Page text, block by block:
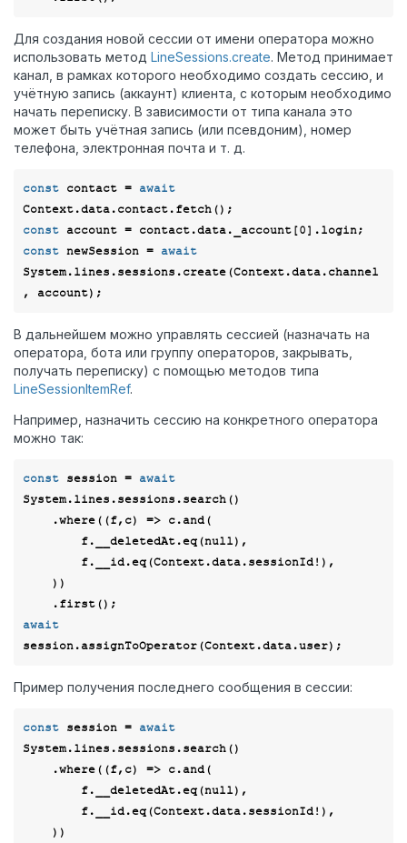
Для создания новой сессии от имени оператора можно
использовать метод LineSessions.create. Метод принимает
канал, в рамках которого необходимо создать сессию, и
учётную запись (аккаунт) клиента, с которым необходимо
начать переписку. В зависимости от типа канала это
может быть учётная запись (или псевдоним), номер
телефона, электронная почта и т. д.
const contact = await
const account = contact.data._account[0
const newSession = await
System.lines.sessions.create(Context.data.channel
В дальнейшем можно управлять сессией (назначать на
оператора, бота или группу операторов, закрывать,
получать переписку) с помощью методов типа
LineSessionItemRef.
Например, назначить сессию на конкретного оператора
можно так:
const session = await
System.lines.sessions.search()
    .where(
(f,c) => c.and(
        f.__deletedAt.eq(
null),
await
Пример получения последнего сообщения в сессии:
const session = await
System.lines.sessions.search()
    .where(
(f,c) => c.and(
        f.__deletedAt.eq(
null),